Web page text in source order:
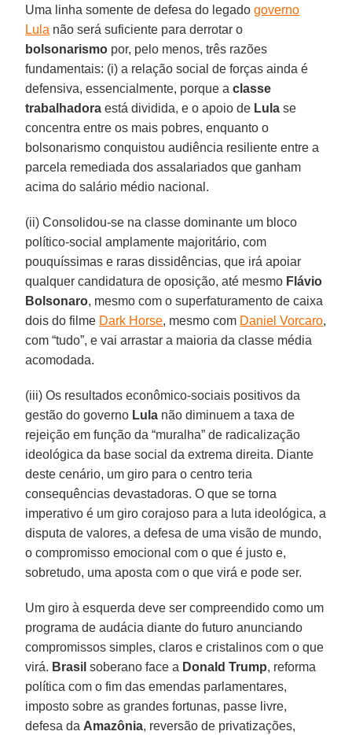
Uma linha somente de defesa do legadogoverno
Lula não será suficiente para derrotar o
bolsonarismo por, pelo menos, três razões
fundamentais: (i) a relação social de forças ainda é
defensiva, essencialmente, porque aclasse
trabalhadora está dividida, e o apoio de Lula se
concentra entre os mais pobres, enquanto o
bolsonarismo conquistou audiência resiliente entre a
parcela remediada dos assalariados que ganham
acima do salário médio nacional.
(ii) Consolidou-se na classe dominante um bloco
político-social amplamente majoritário, com
pouquíssimas e raras dissidências, que irá apoiar
qualquer candidatura de oposição, até mesmo Flávio
Bolsonaro, mesmo com o superfaturamento de caixa
dois do filme Dark Horse, mesmo com Daniel Vorcaro,
com “tudo”, e vai arrastar a maioria da classe média
acomodada.
(iii) Os resultados econômico-sociais positivos da
gestão do governo Lula não diminuem a taxa de
rejeição em função da “muralha” de radicalização
ideológica da base social da extrema direita. Diante
deste cenário, um giro para o centro teria
consequências devastadoras. O que se torna
imperativo é um giro corajoso para a luta ideológica, a
disputa de valores, a defesa de uma visão de mundo,
o compromisso emocional com o que é justo e,
sobretudo, uma aposta com o que virá e pode ser.
Um giro à esquerda deve ser compreendido como um
programa de audácia diante do futuro anunciando
compromissos simples, claros e cristalinos com o que
virá. Brasil soberano face a Donald Trump, reforma
política com o fim das emendas parlamentares,
imposto sobre as grandes fortunas, passe livre,
defesa da Amazônia, reversão de privatizações,